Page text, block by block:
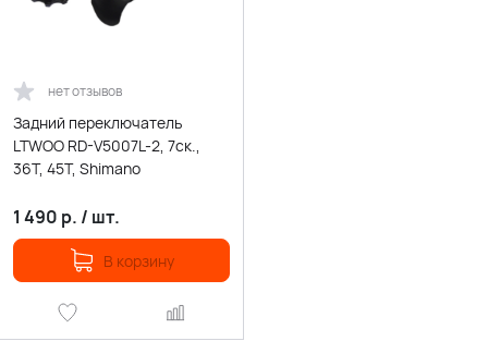
нет отзывов
Задний переключатель
LTWOO RD-V5007L-2, 7ск.,
36Т, 45Т, Shimano
1 490 р. / шт.
В корзину